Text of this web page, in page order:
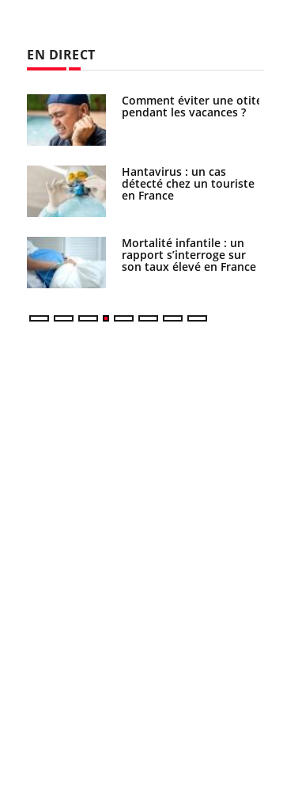
EN DIRECT
Comment éviter une otite
pendant les vacances ?
Hantavirus : un cas
détecté chez un touriste
en France
Mortalité infantile : un
rapport s’interroge sur
son taux élevé en France